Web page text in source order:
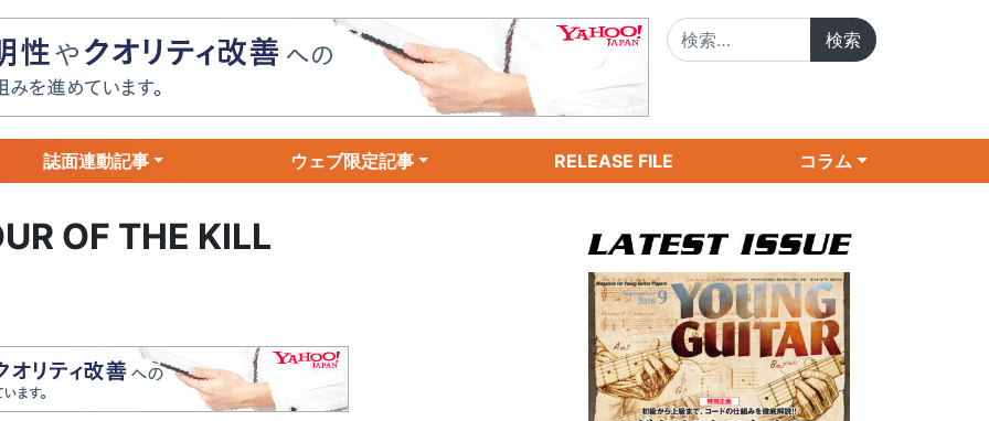
誌面連動記事 ウェブ限定記事 RELEASE FILE コラム
OF THE KILL